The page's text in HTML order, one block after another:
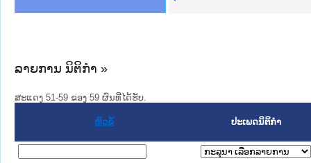
ລາຍການ ນິຕິກໍາ »
ສະແດງ 51-59 ຂອງ 59 ຜົນທີ່ໄດ້ຮັບ.
ຫົວຂໍ້ ປະເພດນິຕິກຳ